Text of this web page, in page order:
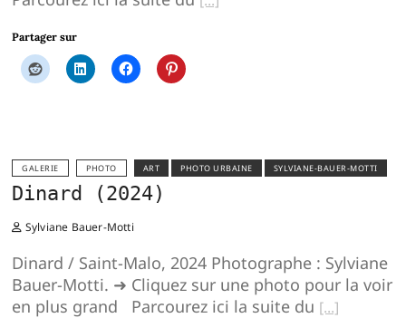
Partager sur
GALERIE PHOTO ART PHOTO URBAINE SYLVIANE-BAUER-MOTTI
Dinard (2024)
Sylviane Bauer-Motti
Dinard / Saint-Malo, 2024 Photographe : Sylviane
Bauer-Motti. ➜ Cliquez sur une photo pour la voir
en plus grand Parcourez ici la suite du